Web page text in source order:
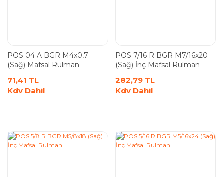
POS 04 A BGR M4x0,7
(Sağ) Mafsal Rulman
71,41 TL
Kdv Dahil
POS 7/16 R BGR M7/16x20
(Sağ) İnç Mafsal Rulman
282,79 TL
Kdv Dahil